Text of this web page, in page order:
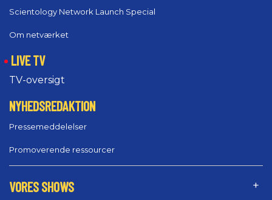
Scientology Network Launch Special
Om netværket
LIVE TV
TV-oversigt
NYHEDSREDAKTION
Pressemeddelelser
Promoverende ressourcer
VORES SHOWS